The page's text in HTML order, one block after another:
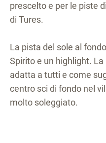
prescelto e per le piste
di Tures.
La pista del sole al
Spirito e un highlight.
adatta a tutti e come
centro sci di fondo nel
molto soleggiato.